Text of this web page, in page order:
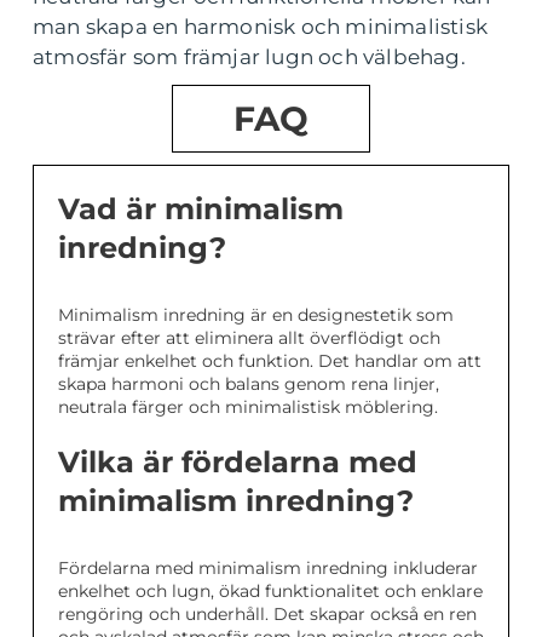
man skapa en harmonisk och minimalistisk
atmosfär som främjar lugn och välbehag.
FAQ
Vad är minimalism
inredning?
Minimalism inredning är en designestetik som
strävar efter att eliminera allt överflödigt och
främjar enkelhet och funktion. Det handlar om att
skapa harmoni och balans genom rena linjer,
neutrala färger och minimalistisk möblering.
Vilka är fördelarna med
minimalism inredning?
Fördelarna med minimalism inredning inkluderar
enkelhet och lugn, ökad funktionalitet och enklare
rengöring och underhåll. Det skapar också en ren